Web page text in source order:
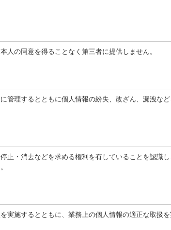
人の同意を得ることなく第三者に提供しません。
管理するとともに個人情報の紛失、改ざん、漏洩な
止・消去などを求める権利を有していることを認識
実施するとともに、業務上の個人情報の適正な取扱